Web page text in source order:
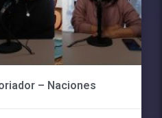
– Naciones